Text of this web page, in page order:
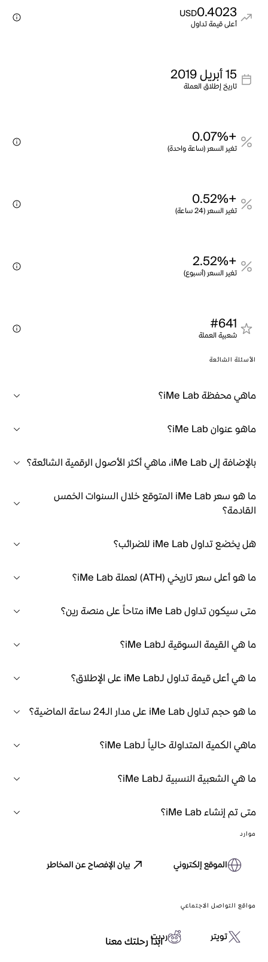
0.4023
USD
أعلى قيمة تداول
15 أبريل 2019
تاريخ إطلاق العملة
+0.07%
تغير السعر (ساعة واحدة)
+0.52%
تغير السعر (24 ساعة)
+2.52%
تغير السعر (أسبوع)
#641
شعبية العملة
الأسئلة الشائعة
ماهي محفظة iMe Lab؟
ماهو عنوان iMe Lab؟
بالإضافة إلى iMe Lab، ماهي أكثر الأصول الرقمية الشائعة؟
ما هو سعر iMe Lab المتوقع خلال السنوات الخمس
القادمة؟
هل يخضع تداول iMe Lab للضرائب؟
ما هو أعلى سعر تاريخي (ATH) لعملة iMe Lab؟
متى سيكون تداول iMe Lab متاحاً على منصة رين؟
ما هي القيمة السوقية لـiMe Lab؟
ما هي أعلى قيمة تداول لـiMe Lab على الإطلاق؟
ما هو حجم تداول iMe Lab على مدار الـ24 ساعة الماضية؟
ماهي الكمية المتداولة حالياً لـiMe Lab؟
ما هي الشعبية النسبية لـiMe Lab؟
متى تم إنشاء iMe Lab؟
موارد
الموقع إلكتروني بيان الإفصاح عن المخاطر
مواقع التواصل الاجتماعي
تويتر رديت
ابدأ رحلتك معنا